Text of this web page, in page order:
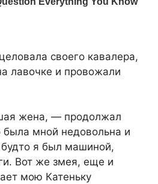
своего кавалера,
лавочке и провожали
жена, — продолжал
мной недовольна и
я был машиной,
Вот же змея, еще и
мою Катеньку